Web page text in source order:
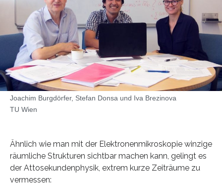
Joachim Burgdörfer, Stefan Donsa und Iva Brezinova
TU Wien
Ähnlich wie man mit der Elektronenmikroskopie winzige
räumliche Strukturen sichtbar machen kann, gelingt es
der Attosekundenphysik, extrem kurze Zeiträume zu
vermessen: